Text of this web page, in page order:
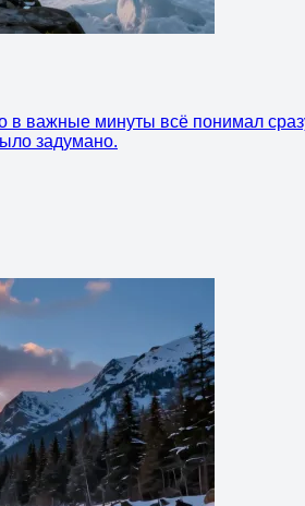
в важные минуты всё понимал
задумано.